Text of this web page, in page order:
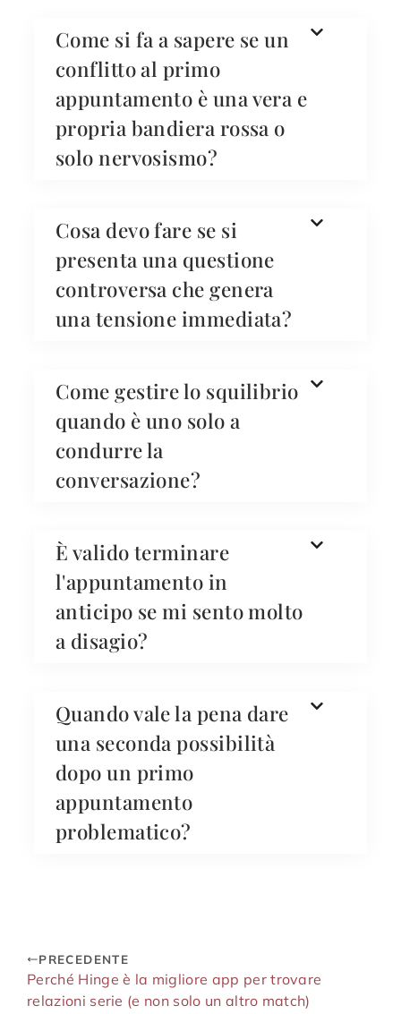
Come si fa a sapere se un
conflitto al primo
appuntamento è una vera e
propria bandiera rossa o
solo nervosismo?
Cosa devo fare se si
presenta una questione
controversa che genera
una tensione immediata?
Come gestire lo squilibrio
quando è uno solo a
condurre la
conversazione?
È valido terminare
l'appuntamento in
anticipo se mi sento molto
a disagio?
Quando vale la pena dare
una seconda possibilità
dopo un primo
appuntamento
problematico?
PRECEDENTE
Perché Hinge è la migliore app per trovare
relazioni serie (e non solo un altro match)